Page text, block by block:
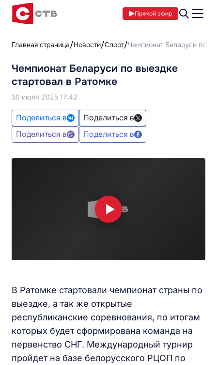
Прямой эфир
Главная страница Новости Спорт Чемпионат Беларуси по
Чемпионат Беларуси по выездке
стартовал в Ратомке
30 июля 2025 17:42
Поделиться в
Поделиться в
Поделиться в
Поделиться в
В Ратомке стартовали чемпионат страны по
выездке, а так же открытые
республиканские соревнования, по итогам
которых будет сформирована команда на
первенство СНГ. Международный турнир
пройдет на базе белорусского РЦОП по